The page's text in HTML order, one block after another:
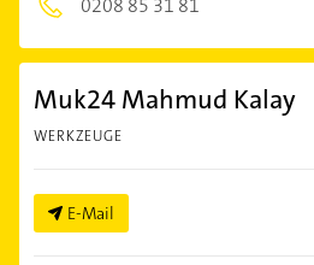
0208 85 31 81
Muk24 Mahmud Kalay
WERKZEUGE
E-Mail